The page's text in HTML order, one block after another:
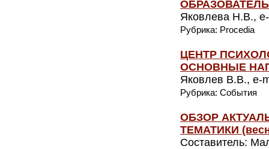
Яковлева Н.В.,
Рубрика: Procedia
ЦЕНТР
ОСНОВНЫЕ
Яковлев В.В., e-
Рубрика: События
ОБЗОР
ТЕМАТИКИ
Составитель: